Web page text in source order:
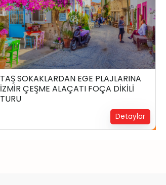
₺7.399,00
2 Gün2 Gece
Yerinizi Ayırtın !
TAŞ SOKAKLARDAN EGE PLAJLARINA
İZMİR ÇEŞME ALAÇATI FOÇA DİKİLİ
TURU
Detaylar